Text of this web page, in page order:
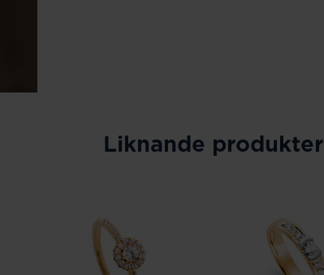
Liknande produkter